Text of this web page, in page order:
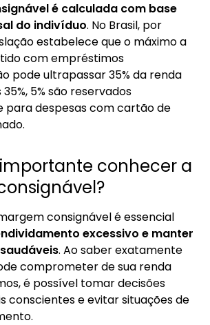
é calculada com base
do indivíduo. No Brasil, por
estabelece que o máximo a
com empréstimos
pode ultrapassar 35% da renda
5% são reservados
para despesas com cartão de
conhecer a
consignável é essencial
excessivo e manter
. Ao saber exatamente
comprometer de sua renda
é possível tomar decisões
conscientes e evitar situações de